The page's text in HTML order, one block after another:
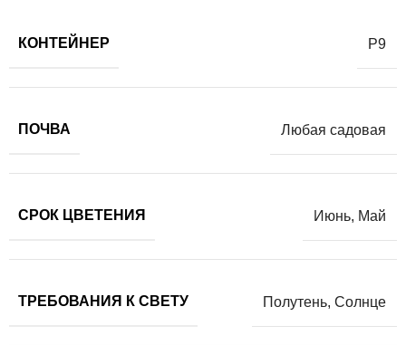
КОНТЕЙНЕР Р9
ПОЧВА Любая садовая
СРОК ЦВЕТЕНИЯ Июнь, Май
ТРЕБОВАНИЯ К СВЕТУ Полутень, Солнце